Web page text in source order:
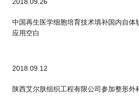
中国再生医学细胞培育技术填补国内自体
应用空白
2018.09.12
陕西艾尔肤组织工程有限公司参加整形外